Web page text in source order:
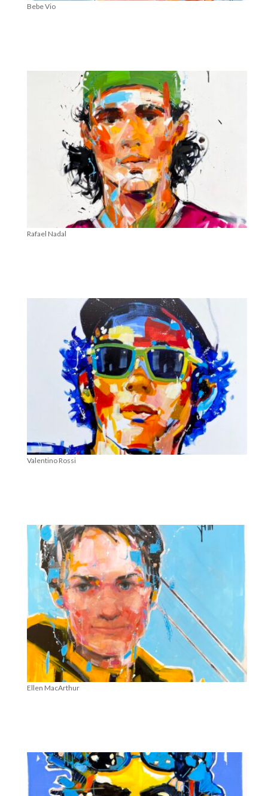
Bebe Vio
Rafael Nadal
Valentino Rossi
Ellen MacArthur